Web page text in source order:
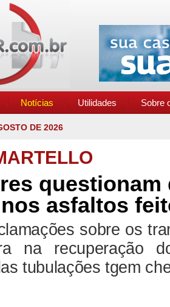
Notícias Utilidades Sobre
DE 2026
questionam
asfaltos
sobre os
na recuperação
tubulações tgem